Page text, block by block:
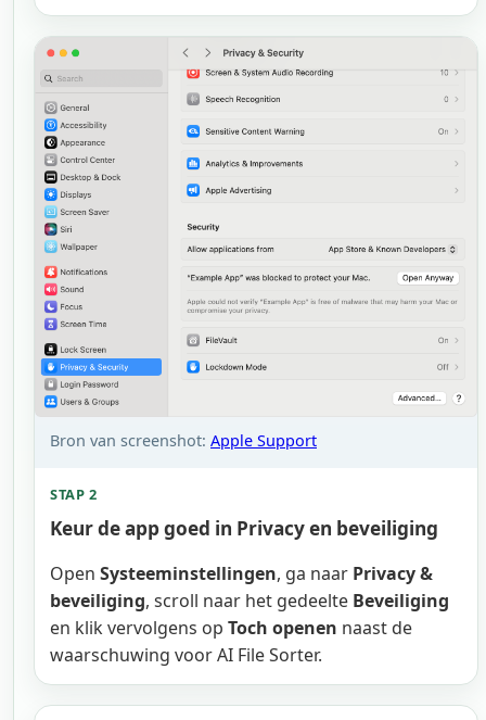
Bron van screenshot: Apple Support
STAP 2
Keur de app goed in Privacy en beveiliging
Open Systeeminstellingen, ga naar Privacy &
beveiliging, scroll naar het gedeelte Beveiliging
en klik vervolgens op Toch openen naast de
waarschuwing voor AI File Sorter.